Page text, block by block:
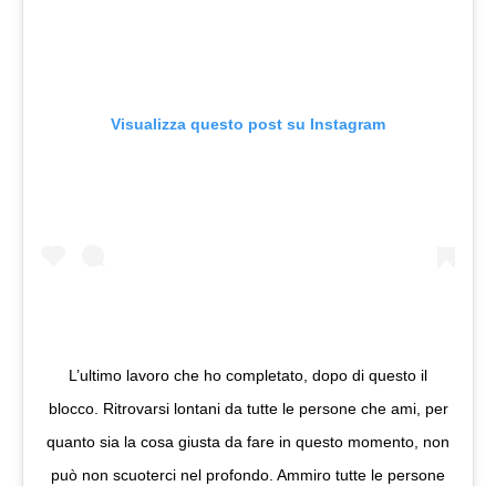
Visualizza questo post su Instagram
L’ultimo lavoro che ho completato, dopo di questo il
blocco. Ritrovarsi lontani da tutte le persone che ami, per
quanto sia la cosa giusta da fare in questo momento, non
può non scuoterci nel profondo. Ammiro tutte le persone